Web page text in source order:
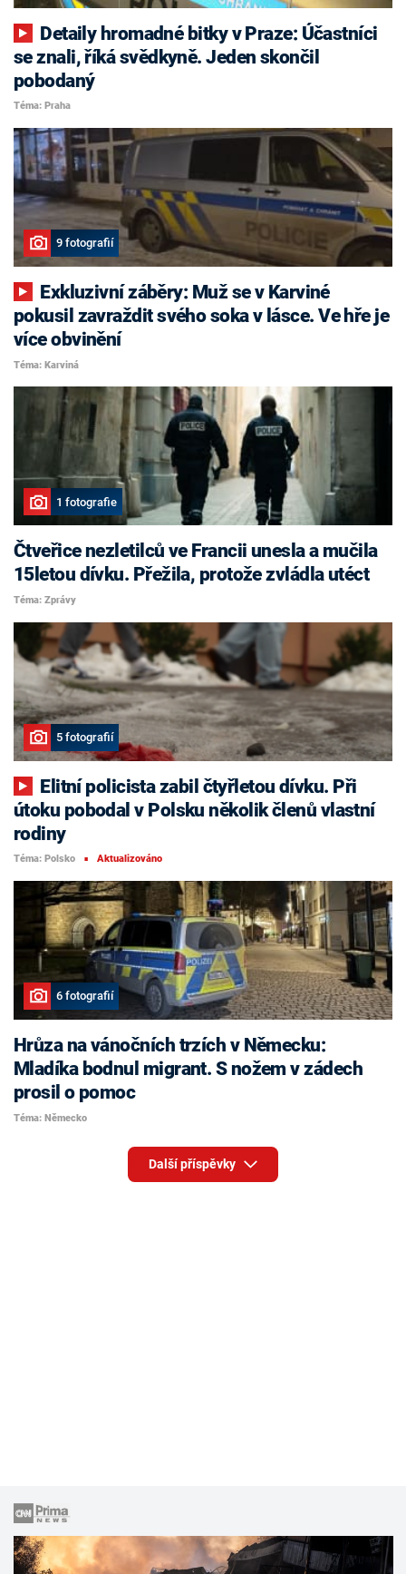
se znali, říká svědkyně. Jeden skončil
pobodaný
Téma: Praha
9 fotografií
pokusil zavraždit svého soka v lásce. Ve hře je
více obvinění
Téma: Karviná
1 fotografie
Čtveřice nezletilců ve Francii unesla a mučila
15letou dívku. Přežila, protože zvládla utéct
Téma: Zprávy
5 fotografií
útoku pobodal v Polsku několik členů vlastní
rodiny
Téma: Polsko ■ Aktualizováno
6 fotografií
Hrůza na vánočních trzích v Německu:
Mladíka bodnul migrant. S nožem v zádech
prosil o pomoc
Téma: Německo
Další příspěvky